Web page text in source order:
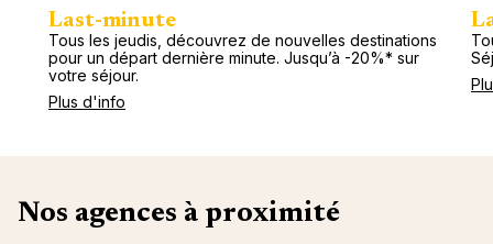
Last-minute
Tous les jeudis, découvrez de nouvelles destinations
pour un départ dernière minute. Jusqu’à -20%* sur
votre séjour.
Plus d'info
Nos agences à proximité